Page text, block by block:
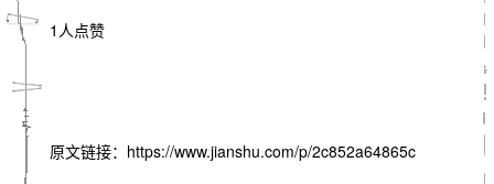
1人点赞
原文链接：https://www.jianshu.com/p/2c852a64865c